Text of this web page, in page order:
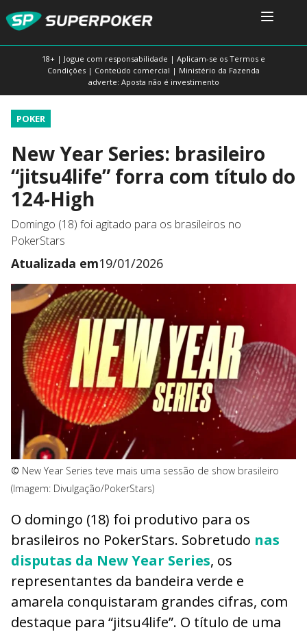
18+ | Jogue com responsabilidade | Aplicam-se os Termos e
Condições | Conteúdo comercial | Ministério da Fazenda
adverte: Aposta não é investimento
POKER
New Year Series: brasileiro
“jitsu4life” forra com título do
124-High
Domingo (18) foi agitado para os brasileiros no
PokerStars
Atualizada em19/01/2026
© New Year Series teve mais uma sessão de show brasileiro
(Imagem: Divulgação/PokerStars)
O domingo (18) foi produtivo para os
brasileiros no PokerStars. Sobretudo nas
disputas da New Year Series, os
representantes da bandeira verde e
amarela conquistaram grandes cifras, com
destaque para “jitsu4life”. O título de uma